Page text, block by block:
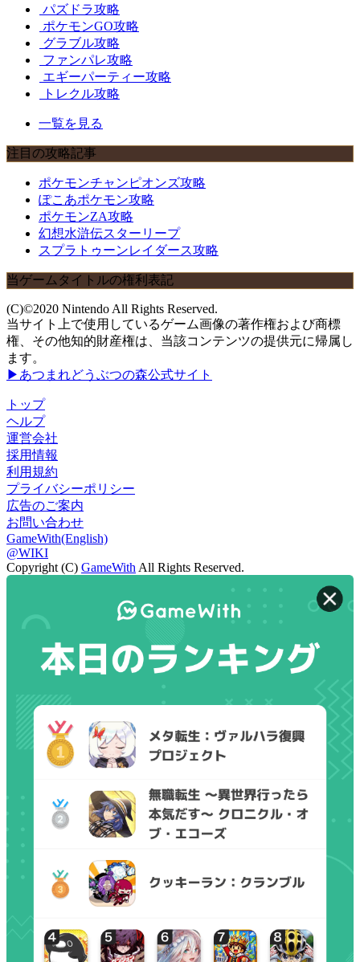
パズドラ攻略
ポケモンGO攻略
グラブル攻略
ファンパレ攻略
エギーパーティー攻略
トレクル攻略
一覧を見る
注目の攻略記事
ポケモンチャンピオンズ攻略
ぽこあポケモン攻略
ポケモンZA攻略
幻想水滸伝スターリープ
スプラトゥーンレイダース攻略
当ゲームタイトルの権利表記
(C)©2020 Nintendo All Rights Reserved.
当サイト上で使用しているゲーム画像の著作権および商標
権、その他知的財産権は、当該コンテンツの提供元に帰属し
ます。
▶あつまれどうぶつの森公式サイト
トップ
ヘルプ
運営会社
採用情報
利用規約
プライバシーポリシー
広告のご案内
お問い合わせ
GameWith(English)
@WIKI
Copyright (C) GameWith All Rights Reserved.